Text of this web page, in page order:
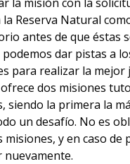
Reserva Natural
antes de que éstas
podemos dar pistas a
para realizar la mejor
dos misiones
siendo la primera la
un desafío. No es
misiones, y en caso de
nuevamente.